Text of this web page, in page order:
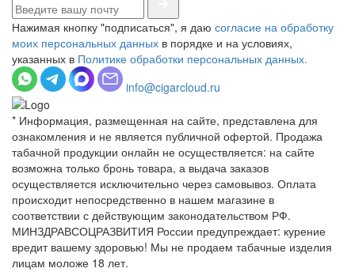
Нажимая кнопку "подписаться", я даю согласие на обработку
моих персональных данных в порядке и на условиях,
указанных в Политике обработки персональных данных.
info@cigarcloud.ru
* Информация, размещенная на сайте, представлена для
ознакомления и не является публичной офертой. Продажа
табачной продукции онлайн не осуществляется: на сайте
возможна только бронь товара, а выдача заказов
осуществляется исключительно через самовывоз. Оплата
происходит непосредственно в нашем магазине в
соответствии с действующим законодательством РФ.
МИНЗДРАВСОЦРАЗВИТИЯ России предупреждает: курение
вредит вашему здоровью! Мы не продаем табачные изделия
лицам моложе 18 лет.